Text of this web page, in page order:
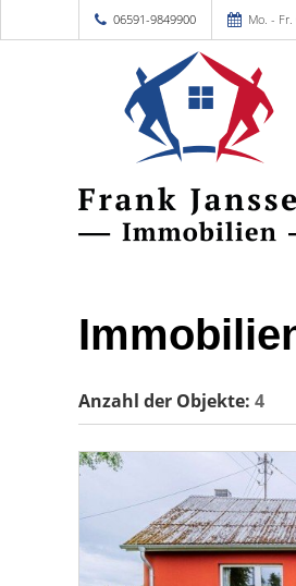
06591-9849900 Mo. -
Anzahl der Objekte: 4